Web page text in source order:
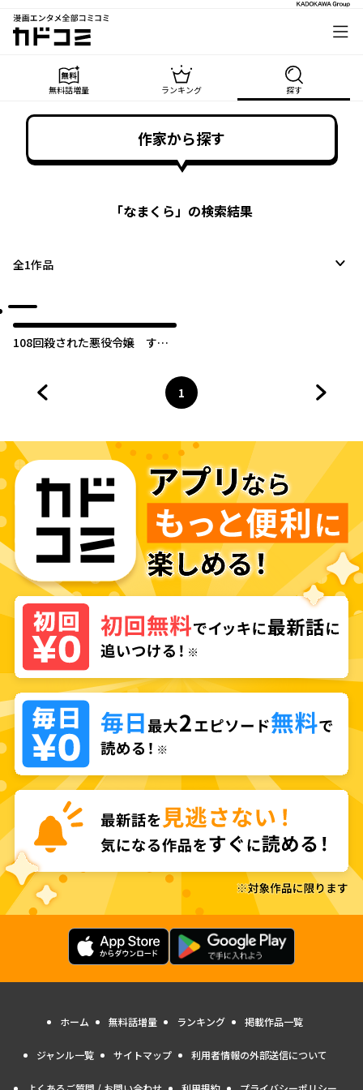
漫画エンタメ全部コミコミ
カドコミ
無料話増量 ランキング 探す
作家から探す
「なまくら」の検索結果
全1作品
108回殺された悪役令嬢 すべ
ページ
1
へ
ホーム 無料話増量 ランキング 掲載作品一覧
ジャンル一覧 サイトマップ 利用者情報の外部送信について